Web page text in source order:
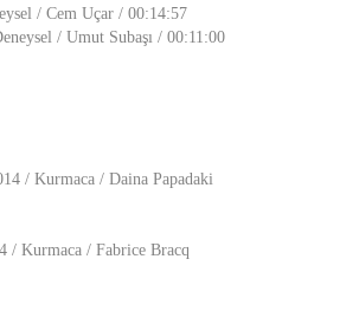
/ Cem Uçar / 00:14:57
/ Umut Subaşı / 00:11:00
/ Kurmaca / Daina Papadaki
/ Kurmaca / Fabrice Bracq